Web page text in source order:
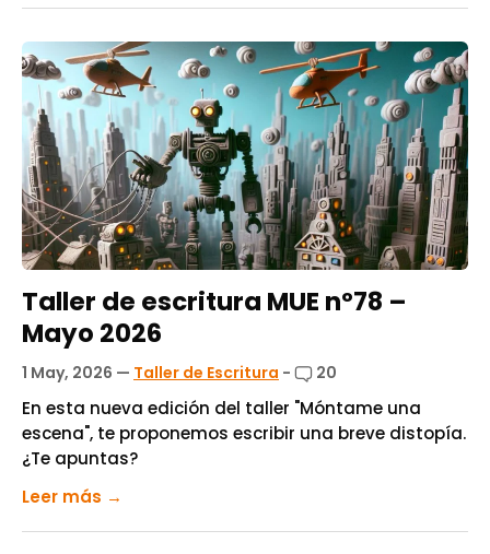
Taller de escritura MUE nº78 –
Mayo 2026
1 May, 2026 — Taller de Escritura - 20
En esta nueva edición del taller "Móntame una
escena", te proponemos escribir una breve distopía.
¿Te apuntas?
Leer más →